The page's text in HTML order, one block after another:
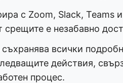
с Zoom, Slack, Teams
срещите е незабавно
всички
действия,
процес.